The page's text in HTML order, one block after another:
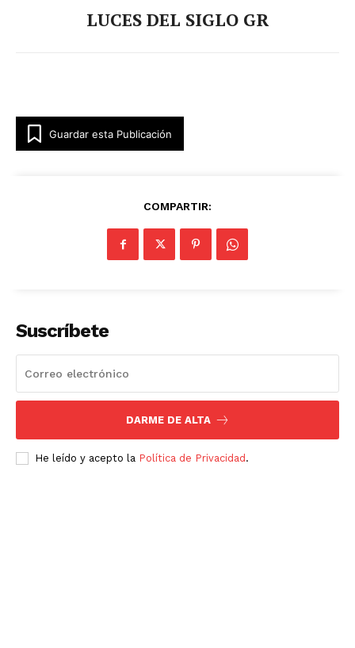
LUCES DEL SIGLO GR
Guardar esta Publicación
COMPARTIR:
Suscríbete
DARME DE ALTA
He leído y acepto la Política de Privacidad .